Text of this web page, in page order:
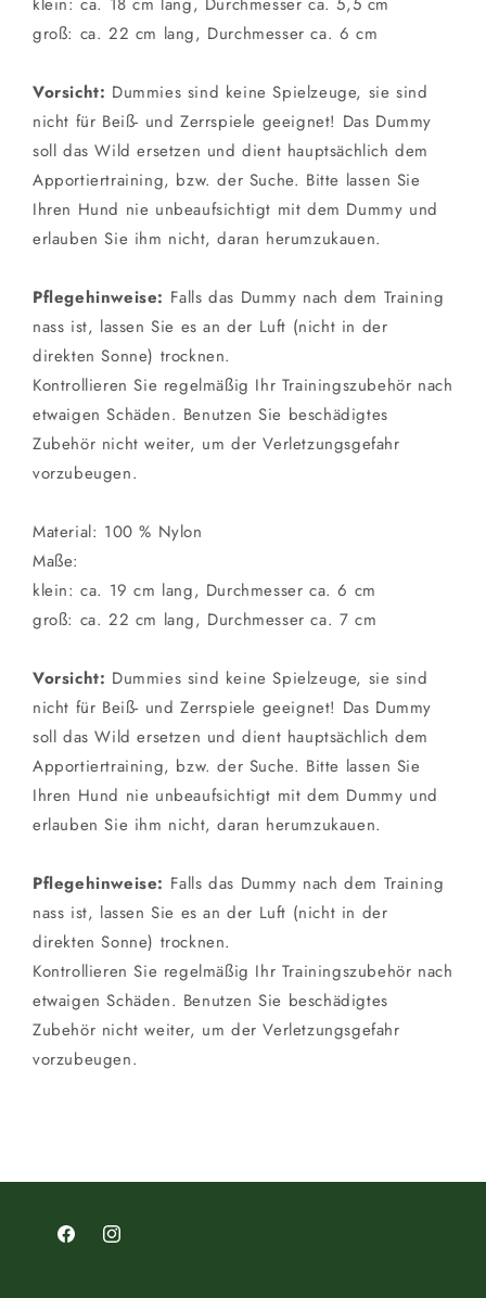
groß: ca. 22 cm lang, Durchmesser ca. 6 cm
Vorsicht: Dummies sind keine Spielzeuge, sie sind
nicht für Beiß- und Zerrspiele geeignet! Das Dummy
soll das Wild ersetzen und dient hauptsächlich dem
Apportiertraining, bzw. der Suche. Bitte lassen Sie
Ihren Hund nie unbeaufsichtigt mit dem Dummy und
erlauben Sie ihm nicht, daran herumzukauen.
Pflegehinweise: Falls das Dummy nach dem Training
nass ist, lassen Sie es an der Luft (nicht in der
direkten Sonne) trocknen.
Kontrollieren Sie regelmäßig Ihr Trainingszubehör nach
etwaigen Schäden. Benutzen Sie beschädigtes
Zubehör nicht weiter, um der Verletzungsgefahr
vorzubeugen.
Material: 100 % Nylon
Maße:
klein: ca. 19 cm lang, Durchmesser ca. 6 cm
groß: ca. 22 cm lang, Durchmesser ca. 7 cm
Vorsicht: Dummies sind keine Spielzeuge, sie sind
nicht für Beiß- und Zerrspiele geeignet! Das Dummy
soll das Wild ersetzen und dient hauptsächlich dem
Apportiertraining, bzw. der Suche. Bitte lassen Sie
Ihren Hund nie unbeaufsichtigt mit dem Dummy und
erlauben Sie ihm nicht, daran herumzukauen.
Pflegehinweise: Falls das Dummy nach dem Training
nass ist, lassen Sie es an der Luft (nicht in der
direkten Sonne) trocknen.
Kontrollieren Sie regelmäßig Ihr Trainingszubehör nach
etwaigen Schäden. Benutzen Sie beschädigtes
Zubehör nicht weiter, um der Verletzungsgefahr
vorzubeugen.
FacebookInstagram